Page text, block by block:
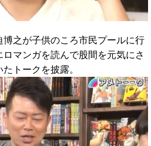
之が子供のころ市民プールに行
マンガを読んで股間を元気にさ
トークを披露。